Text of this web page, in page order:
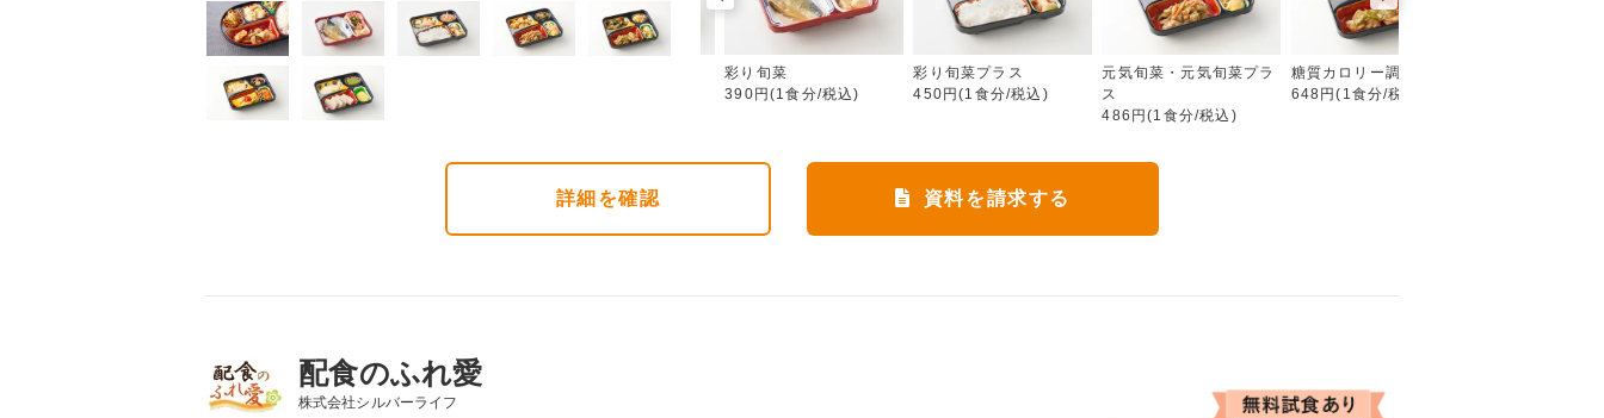
糖質カロリー調整食
648円(1食分/税込)
たんぱく調整食
756円(1食分/税込)
彩り旬菜
390円(1食分/税込)
彩り旬菜プラス
450円(1食分/税込)
元気旬菜・元気旬菜プラ
ス
486円(1食分/税込)
糖質カロリー調整食
648円(1食分/税込)
詳細 を確認 資料を請求する
配食のふれ愛
株式会社シルバーライフ